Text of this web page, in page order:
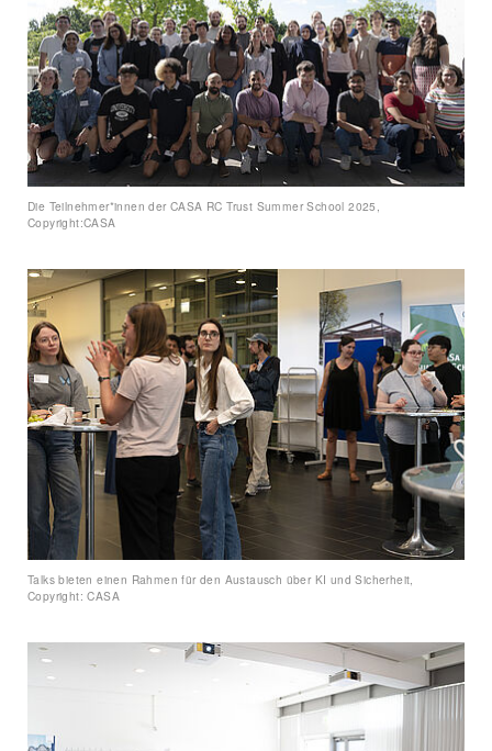
Die Teilnehmer*innen der CASA RC Trust Summer School 2025,
Copyright:CASA
Talks bieten einen Rahmen für den Austausch über KI und Sicherheit,
Copyright: CASA